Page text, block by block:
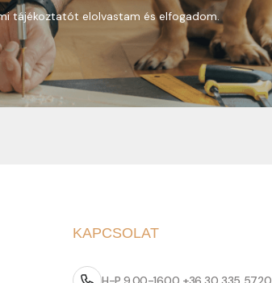
tájékoztatót elolvastam és elfogadom.
KAPCSOLAT